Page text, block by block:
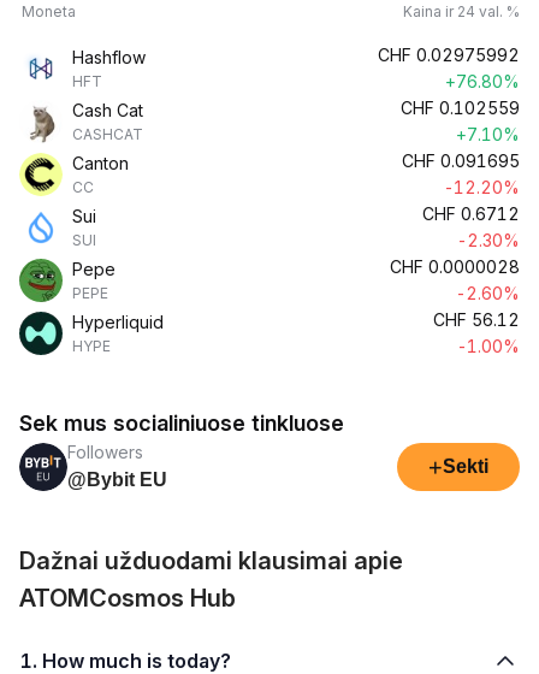
Moneta Kaina ir 24 val. %
Hashflow
HFT
CHF 0.02975992
+76.80%
Cash Cat
CASHCAT
CHF 0.102559
+7.10%
Canton
CC
CHF 0.091695
-12.20%
Sui
SUI
CHF 0.6712
-2.30%
Pepe
PEPE
CHF 0.0000028
-2.60%
Hyperliquid
HYPE
CHF 56.12
-1.00%
Sek mus socialiniuose tinkluose
Followers
@Bybit EU
+Sekti
Dažnai užduodami klausimai apie
ATOMCosmos Hub
1. How much is today?